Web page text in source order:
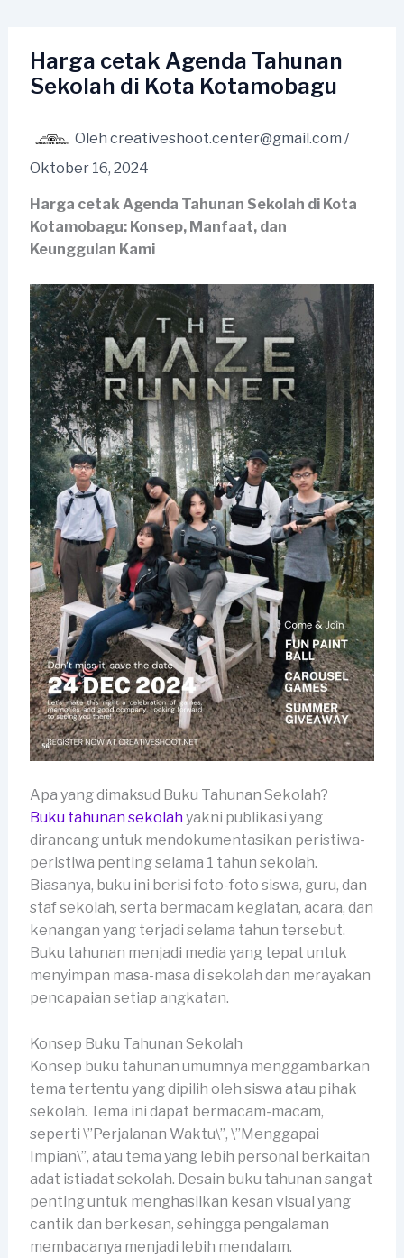
kontenHarga cetak Agenda Tahunan
Sekolah di Kota Kotamobagu
Oleh creativeshoot.center@gmail.com /
Oktober 16, 2024
Harga cetak Agenda Tahunan Sekolah di Kota
Kotamobagu: Konsep, Manfaat, dan
Keunggulan Kami
Apa yang dimaksud Buku Tahunan Sekolah?
Buku tahunan sekolahyakni publikasi yang
dirancang untuk mendokumentasikan peristiwa-
peristiwa penting selama 1 tahun sekolah.
Biasanya, buku ini berisi foto-foto siswa, guru, dan
staf sekolah, serta bermacam kegiatan, acara, dan
kenangan yang terjadi selama tahun tersebut.
Buku tahunan menjadi media yang tepat untuk
menyimpan masa-masa di sekolah dan merayakan
pencapaian setiap angkatan.
Konsep Buku Tahunan Sekolah
Konsep buku tahunan umumnya menggambarkan
tema tertentu yang dipilih oleh siswa atau pihak
sekolah. Tema ini dapat bermacam-macam,
seperti \”Perjalanan Waktu\”, \”Menggapai
Impian\”, atau tema yang lebih personal berkaitan
adat istiadat sekolah. Desain buku tahunan sangat
penting untuk menghasilkan kesan visual yang
cantik dan berkesan, sehingga pengalaman
membacanya menjadi lebih mendalam.